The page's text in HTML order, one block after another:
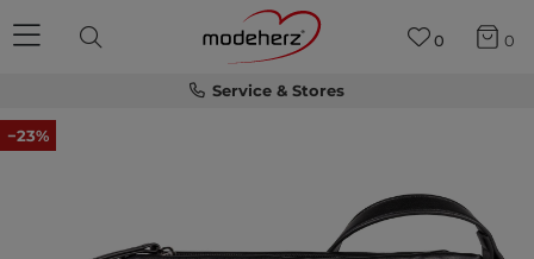
Service & Stores
0 0
−23%